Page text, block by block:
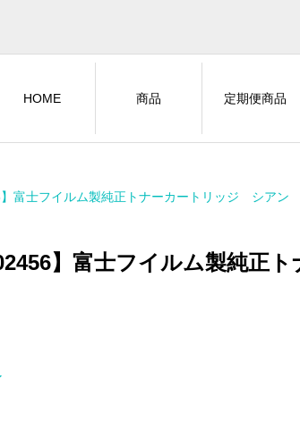
HOME 商品 定期便商品
】富士フイルム製純正トナーカートリッジ シアン
】富士フイルム製純